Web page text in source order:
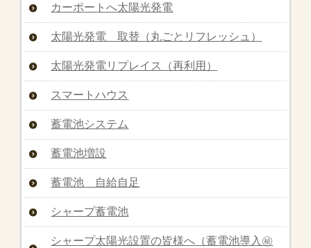
カーポートへ太陽光発電
太陽光発電 取替（丸ごとリフレッシュ）
太陽光発電リプレイス（再利用）
スマートハウス
蓄電池システム
蓄電池増設
蓄電池 自給自足
シャープ蓄電池
シャープ太陽光設置の皆様へ（蓄電池導入㊙︎